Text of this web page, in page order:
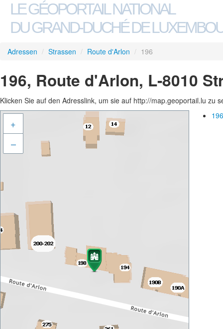
LE GÉOPORTAIL NATIONAL
DU GRAND-DUCHÉ DE
Adressen / Strassen / Route d'Arlon / 196
196, Route d'Arlon, L-8010
Klicken Sie auf den Adresslink, um sie auf http://map.geoportail.lu zu
+
–